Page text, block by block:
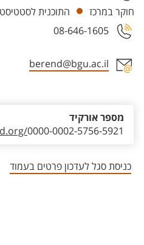
חוקר במרכז
התוכנית
08-646-1605
berend@bgu.ac.il
0000-0002-5756-5921
מספר אורקיד
כניסת סגל לעדכון פרטים בעמוד